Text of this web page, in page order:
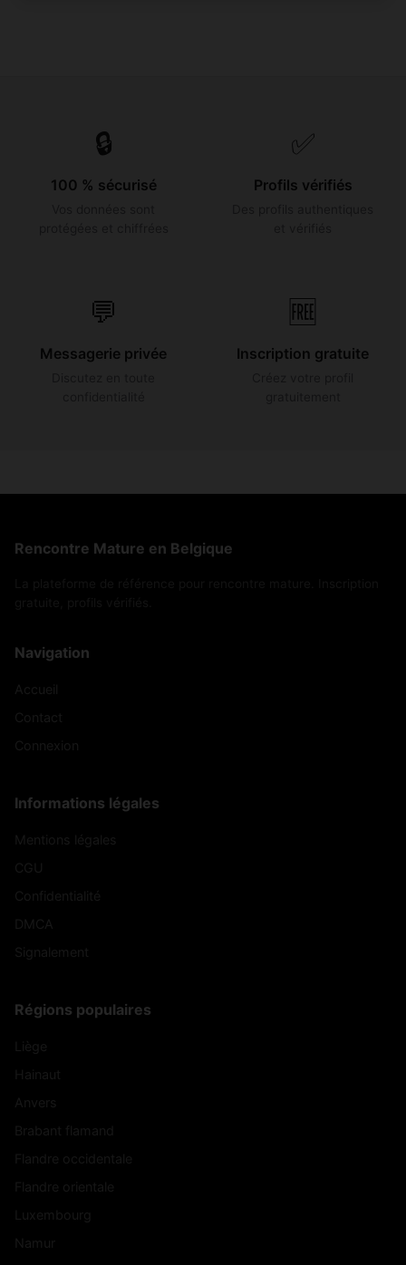
🔒
100 % sécurisé
✅
Profils vérifiés
💬
Messagerie privée
🆓
Inscription gratuite
Rencontre Mature en Belgique
Navigation
Informations légales
Régions populaires